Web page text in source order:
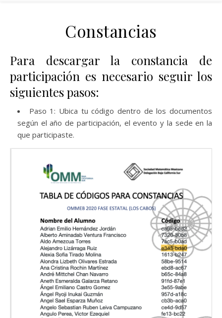
Constancias
Para descargar la constancia de
participación es necesario seguir los
siguientes pasos:
Paso 1: Ubica tu código dentro de los documentos
según el año de participación, el evento y la sede en la
que participaste.